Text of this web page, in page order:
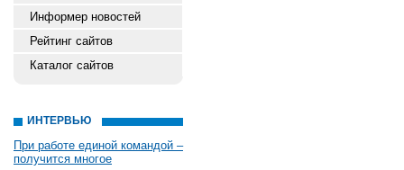
Информер новостей
Рейтинг сайтов
Каталог сайтов
ИНТЕРВЬЮ
При работе единой командой –
получится многое